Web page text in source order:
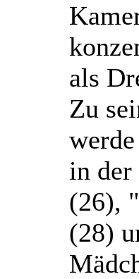
als
Zu
in
(26),
(28)